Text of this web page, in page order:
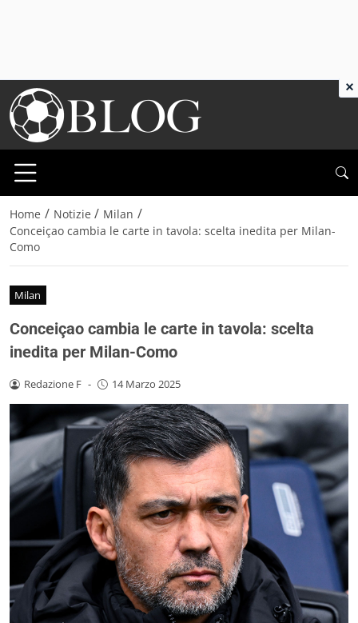
Home / Notizie / Milan /
Conceiçao cambia le carte in tavola: scelta inedita per Milan-
Como
Milan
Conceiçao cambia le carte in tavola: scelta
inedita per Milan-Como
Redazione F - 14 Marzo 2025
×